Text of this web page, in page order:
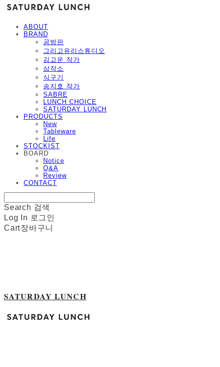
ABOUT
BRAND
공방판
그리고유리스튜디오
김고운 작가
삼작소
식구기
송지호 작가
SABRE
LUNCH CHOICE
SATURDAY LUNCH
PRODUCTS
New
Tableware
Life
STOCKIST
BOARD
Notice
Q&A
Review
CONTACT
Search 검색
Log In 로그인
Cart장바구니
SATURDAY LUNCH